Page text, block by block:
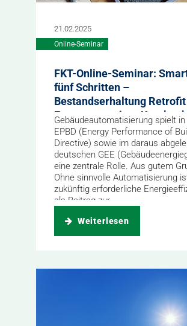
21.02.2025
Online-Seminar
FKT-Online-Seminar:
fünf Schritten –
Bestandserhaltung
Erneuerung einer
TGA
Gebäudeautomatisierung spielt
EPBD (Energy Performance of
Directive) sowie im daraus
deutschen GEE
eine zentrale Rolle. Aus gutem
Ohne sinnvolle Automatisierung
zukünftig erforderliche
als Beitrag zur...
Weiterlesen